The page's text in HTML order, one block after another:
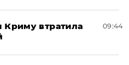
Криму втратила
09:44